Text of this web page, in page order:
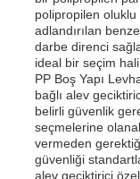
Ana sayfa
Ürünler
Hakkımızda
polipropilen
adlandırılan
darbe direnci
ideal bir seçim
PP Boş Yapı
bağlı alev
belirli güvenlik
seçmelerine
vermeden
güvenliği
alev geciktirici